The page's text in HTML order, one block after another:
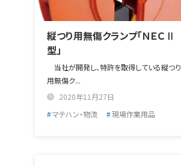
縦つり用無傷クランプ「ＮＥＣⅡ
型」
当社が開発し、特許を取得している縦つり
用無傷ク...
2020年11月27日
マテハン・物流
現場作業用品